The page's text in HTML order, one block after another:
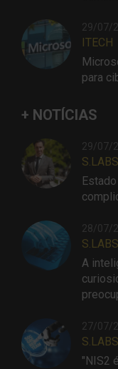
29/07/
ITECH
para
+ NOTÍCIAS
29/07/
S.LABS
28/07/
S.LABS
A
27/07/
S.LABS
"NIS2